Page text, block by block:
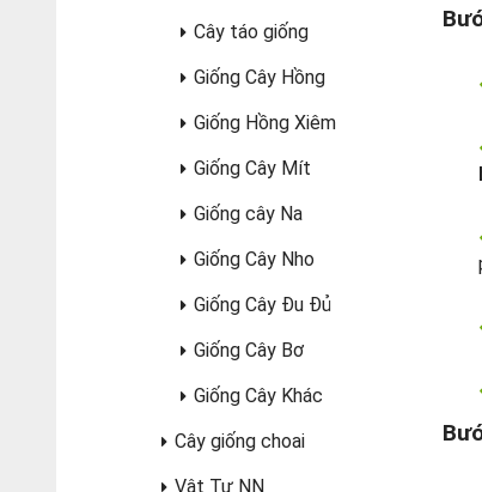
Cây táo giống
Giống Cây Hồng
Giống Hồng Xiêm
Giống Cây Mít
Giống cây Na
Giống Cây Nho
Giống Cây Đu Đủ
Giống Cây Bơ
Giống Cây Khác
Cây giống choai
Vật Tư NN